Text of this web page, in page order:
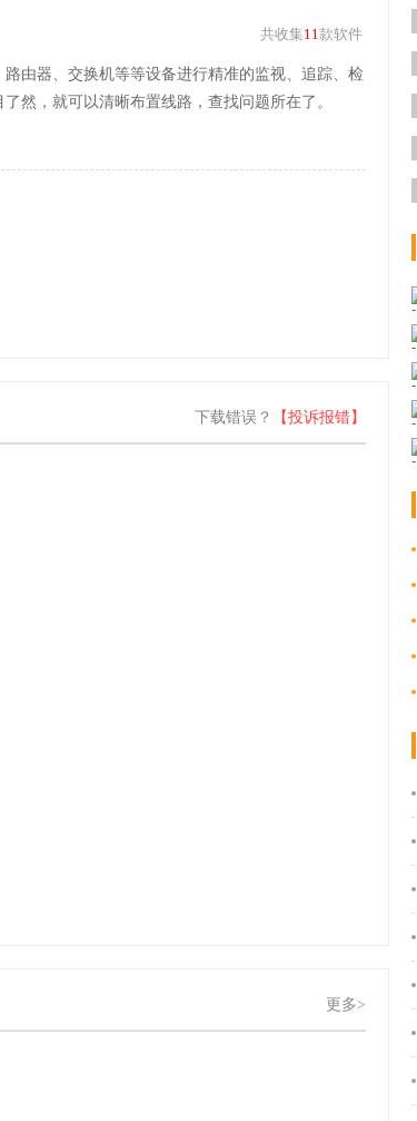
共收集11款软件
由器、交换机等等设备进行精准的监视、追踪、检
然，就可以清晰布置线路，查找问题所在了。
下载错误？ 【投诉报错】
更多>